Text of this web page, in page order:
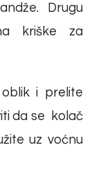
Drugu
kriške za
i prelite
da se kolač
uz voćnu